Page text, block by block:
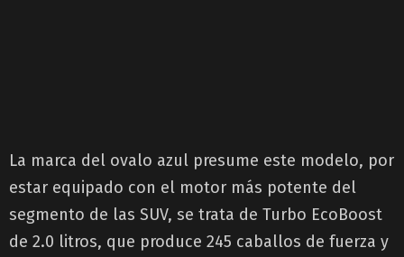
La marca del ovalo azul presume este modelo, por
estar equipado con el motor más potente del
segmento de las SUV, se trata de Turbo EcoBoost
de 2.0 litros, que produce 245 caballos de fuerza y